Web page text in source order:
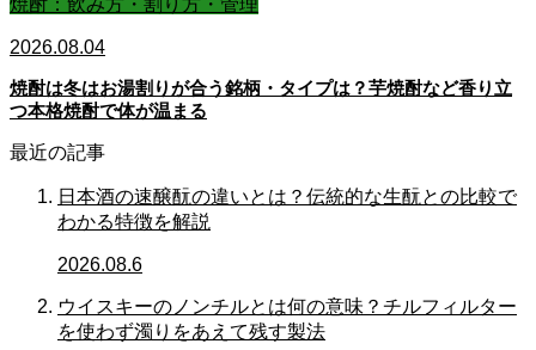
2026.08.04
焼酎は冬はお湯割りが合う銘柄・タイプは？芋焼酎など香り立
つ本格焼酎で体が温まる
最近の記事
日本酒の速醸酛の違いとは？伝統的な生酛との比較で
わかる特徴を解説
2026.08.6
ウイスキーのノンチルとは何の意味？チルフィルター
を使わず濁りをあえて残す製法